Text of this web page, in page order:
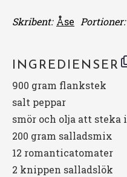
Skribent: Åse Portioner:
INGREDIENSER
900 gram flankstek
salt peppar
smör och olja att steka i
200 gram salladsmix
12 romanticatomater
2 knippen salladslök